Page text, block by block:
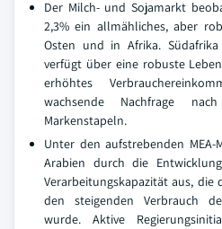
Der Milch- und Sojamarkt
2,3% ein allmähliches, aber
Osten und in Afrika.
verfügt über eine robuste
erhöhtes
wachsende Nachfrage
Markenstapeln.
Unter den aufstrebenden MEA-
Arabien durch die
Verarbeitungskapazität aus, die
den steigenden Verbrauch
wurde. Aktive